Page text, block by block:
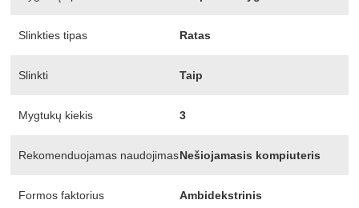
Slinkties tipas Ratas
Slinkti Taip
Mygtukų kiekis 3
Rekomenduojamas naudojimasNešiojamasis kompiuteris
Formos faktorius Ambidekstrinis